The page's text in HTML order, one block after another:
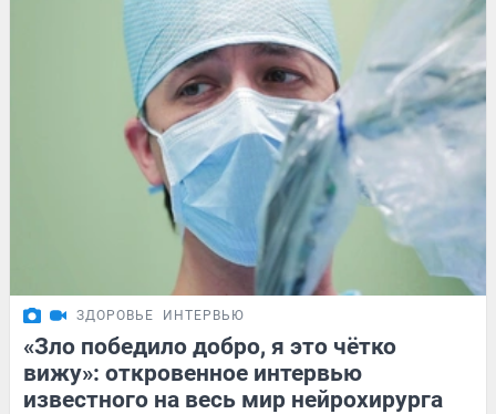
ЗДОРОВЬЕ ИНТЕРВЬЮ
«Зло победило добро, я это чётко
вижу»: откровенное интервью
известного на весь мир нейрохирурга